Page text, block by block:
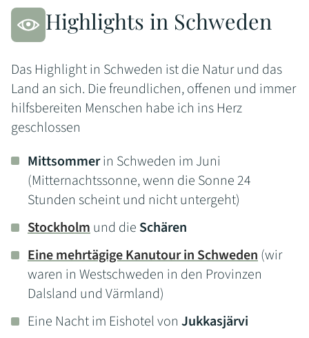
Highlights in Schweden
Das Highlight in Schweden ist die Natur und das
Land an sich. Die freundlichen, offenen und immer
hilfsbereiten Menschen habe ich ins Herz
geschlossen
Mittsommerin Schweden im Juni
(Mitternachtssonne, wenn die Sonne 24
Stunden scheint und nicht untergeht)
Stockholm und die Schären
Eine mehrtägige Kanutour in Schweden (wir
waren in Westschweden in den Provinzen
Dalsland und Värmland)
Eine Nacht im Eishotel von Jukkasjärvi